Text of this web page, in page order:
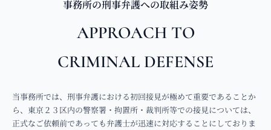
事務所の刑事弁護への取組み姿勢​
APPROACH TO
CRIMINAL DEFENSE​
当事務所では、刑事弁護における初回接見が極めて重要であることか
ら、東京２３区内の警察署・拘置所・裁判所等での接見については、
正式なご依頼前であっても弁護士が迅速に対応することにしておりま